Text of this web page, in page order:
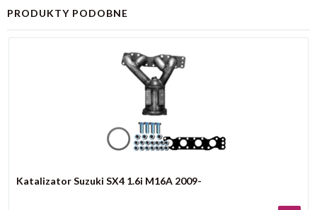
PRODUKTY PODOBNE
Katalizator Suzuki SX4 1.6i M16A 2009-